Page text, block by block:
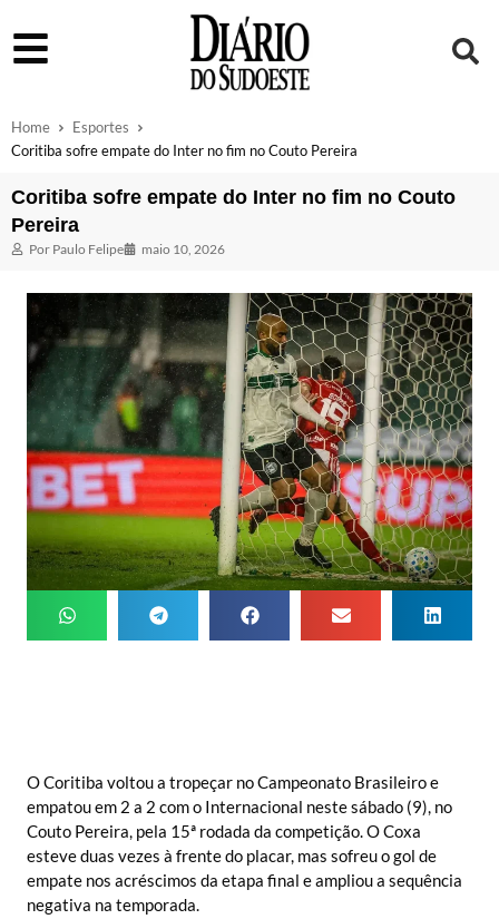
Home
Esportes
Coritiba sofre empate do Inter no fim no Couto Pereira
Coritiba sofre empate do Inter no fim no Couto
Pereira
Por Paulo Felipe maio 10, 2026
O Coritiba voltou a tropeçar no Campeonato Brasileiro e
empatou em 2 a 2 com o Internacional neste sábado (9), no
Couto Pereira, pela 15ª rodada da competição. O Coxa
esteve duas vezes à frente do placar, mas sofreu o gol de
empate nos acréscimos da etapa final e ampliou a sequência
negativa na temporada.